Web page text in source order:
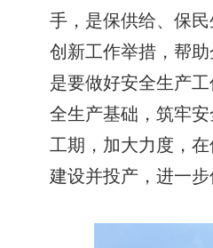
手，是保供给、保
创新工作举措，帮
是要做好安全生产
全生产基础，筑牢
工期，加大力度，
建设并投产，进一步